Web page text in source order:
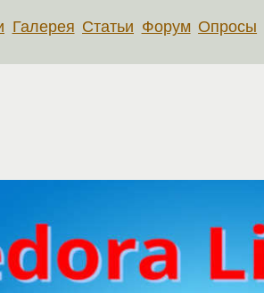
Галерея Статьи Форум Опросы